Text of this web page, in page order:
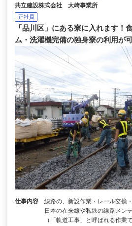
共立建設株式会社 大崎事業所
正社員
「品川区」にある寮に入れます！
ム・洗濯機完備の独身寮の利用が可
仕事内容
線路の、新設作業・レール交換
日本の在来線や私鉄の線路メン
（「軌道工事」と呼ばれる作